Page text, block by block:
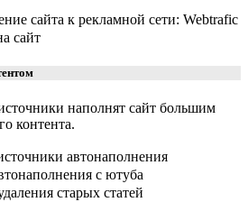
сайта к рекламной сети: Webtrafic
сайт
наполнят сайт большим
контента.
автонаполнения
с ютуба
старых статей